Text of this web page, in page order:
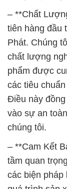
phẩm được
các tiêu
Điều này
vào sự an
chúng tôi.
– **Cam Kết
tầm quan
các biện pháp
quá trình sản
Đắc Trường
tiêu chuẩn về
hàng trong
với môi trường.